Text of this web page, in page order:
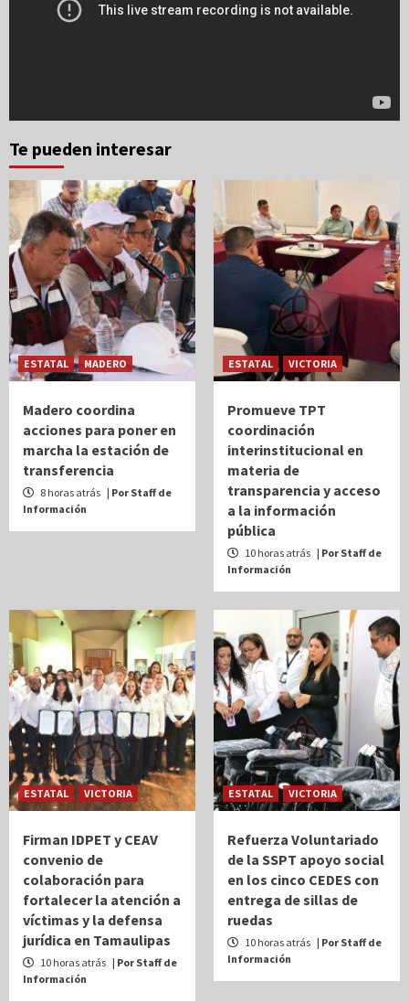
Te pueden interesar
ESTATAL MADERO
Madero coordina
acciones para poner en
marcha la estación de
transferencia
8 horas atrás | Por Staff de
Información
ESTATAL VICTORIA
Promueve TPT
coordinación
interinstitucional en
materia de
transparencia y acceso
a la información
pública
10 horas atrás | Por Staff de
Información
ESTATAL VICTORIA
Firman IDPET y CEAV
convenio de
colaboración para
fortalecer la atención a
víctimas y la defensa
jurídica en Tamaulipas
10 horas atrás | Por Staff de
Información
ESTATAL VICTORIA
Refuerza Voluntariado
de la SSPT apoyo social
en los cinco CEDES con
entrega de sillas de
ruedas
10 horas atrás | Por Staff de
Información